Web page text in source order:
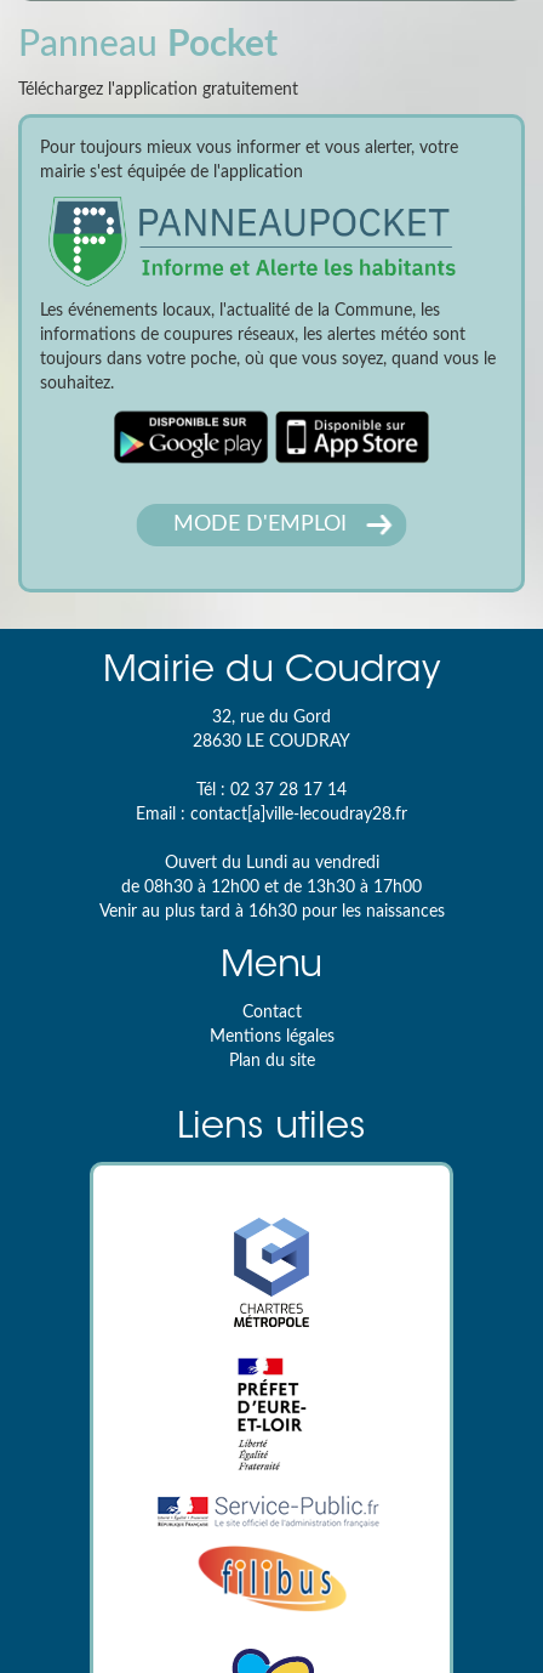
Panneau Pocket
Téléchargez l'application gratuitement
Pour toujours mieux vous informer et vous alerter, votre
mairie s'est équipée de l'application
Les événements locaux, l'actualité de la Commune, les
informations de coupures réseaux, les alertes météo sont
toujours dans votre poche, où que vous soyez, quand vous le
souhaitez.
MODE D'EMPLOI
Mairie du Coudray
32, rue du Gord
28630 LE COUDRAY
Tél : 02 37 28 17 14
Email : contact[a]ville-lecoudray28.fr
Ouvert du Lundi au vendredi
de 08h30 à 12h00 et de 13h30 à 17h00
Venir au plus tard à 16h30 pour les naissances
Menu
Contact
Mentions légales
Plan du site
Liens utiles